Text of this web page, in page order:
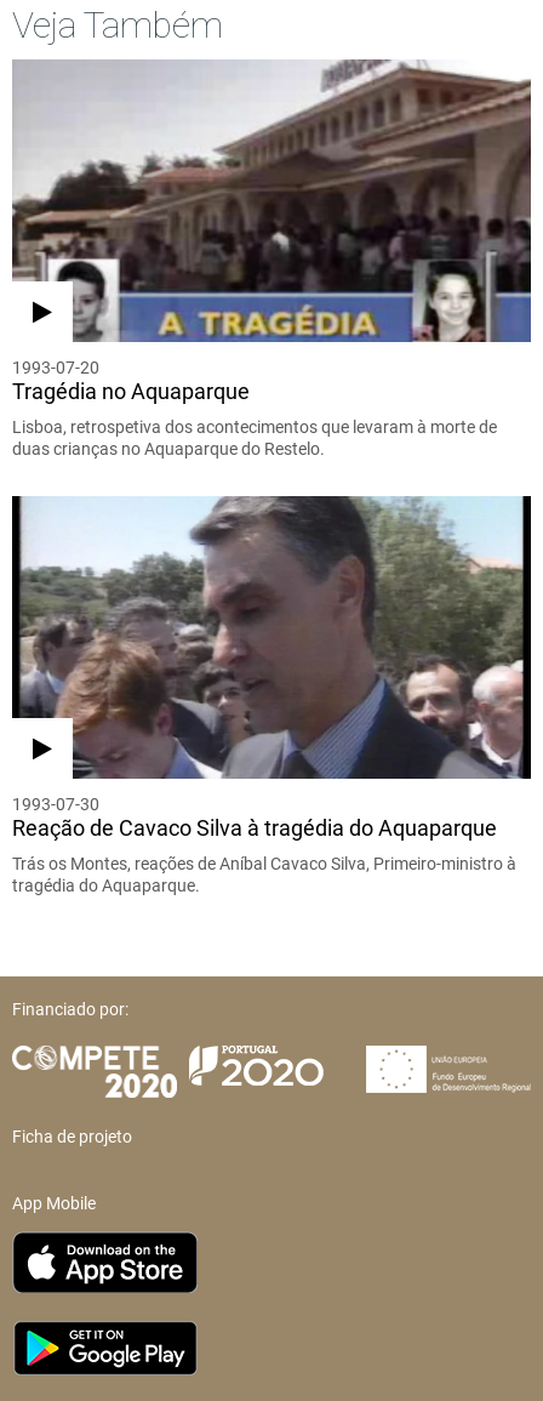
Veja Também
1993-07-20
Tragédia no Aquaparque
Lisboa, retrospetiva dos acontecimentos que levaram à morte de
duas crianças no Aquaparque do Restelo.
1993-07-30
Reação de Cavaco Silva à tragédia do Aquaparque
Trás os Montes, reações de Aníbal Cavaco Silva, Primeiro-ministro à
tragédia do Aquaparque.
Financiado por:
Ficha de projeto
App Mobile